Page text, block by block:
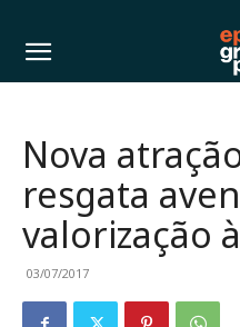
Nova
resgata
valorização
03/07/2017